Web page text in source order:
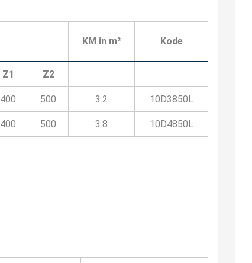
KM in m² Kode
Z1 Z2
400 500 3.2 10D3850L
400 500 3.8 10D4850L